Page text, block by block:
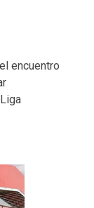
encuentro